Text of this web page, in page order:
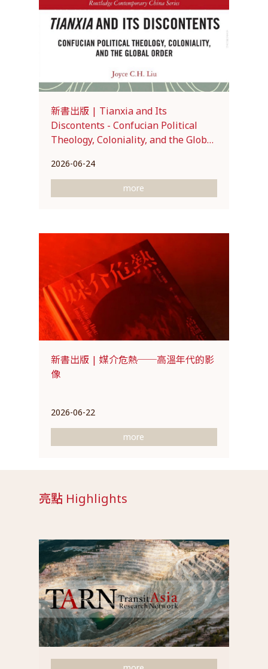
新書出版 | Tianxia and Its
Discontents - Confucian Political
Theology, Coloniality, and the Global
2026-06-24
more
新書出版 | 媒介危熱──高溫年代的影
像
2026-06-22
more
亮點 Highlights